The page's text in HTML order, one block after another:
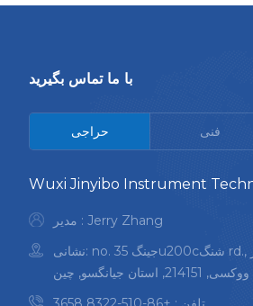
با ما تماس بگیرید
حراجی فنی
Wuxi Jinyibo Instrument
مدیر : Jerry Zhang
نشانی: no. 35 جینگu200cشنگ rd., منطقه هویشان, شهر
ووکسی, 214151, استان جیانگسو, چین